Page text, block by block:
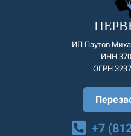
ИП Паутов
ИНН
ОГРН
+7